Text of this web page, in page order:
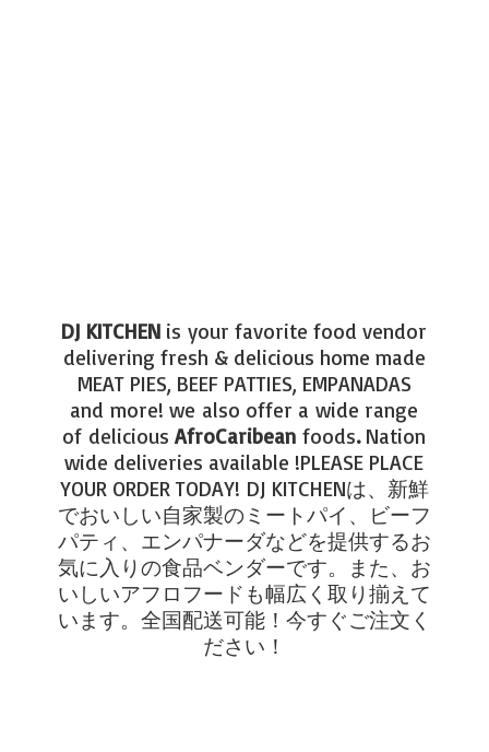
DJ KITCHEN is your favorite food vendor
delivering fresh & delicious home made
MEAT PIES, BEEF PATTIES, EMPANADAS
and more! we also offer a wide range
of delicious AfroCaribean foods. Nation
wide deliveries available !PLEASE PLACE
YOUR ORDER TODAY! DJ KITCHENは、新鮮
でおいしい自家製のミートパイ、ビーフ
パティ、エンパナーダなどを提供するお
気に入りの食品ベンダーです。また、お
いしいアフロフードも幅広く取り揃えて
います。全国配送可能！今すぐご注文く
ださい！